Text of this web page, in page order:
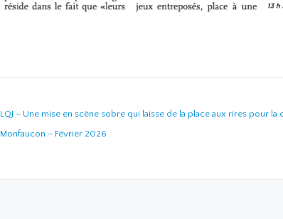
LQJ – Une mise en scène sobre qui laisse de la place aux rires pour la
Monfaucon – Février 2026